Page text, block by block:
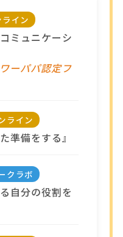
イン
ミュニケーシ
ーパパ認定フ
ライン
準備をする』
クラボ
自分の役割を